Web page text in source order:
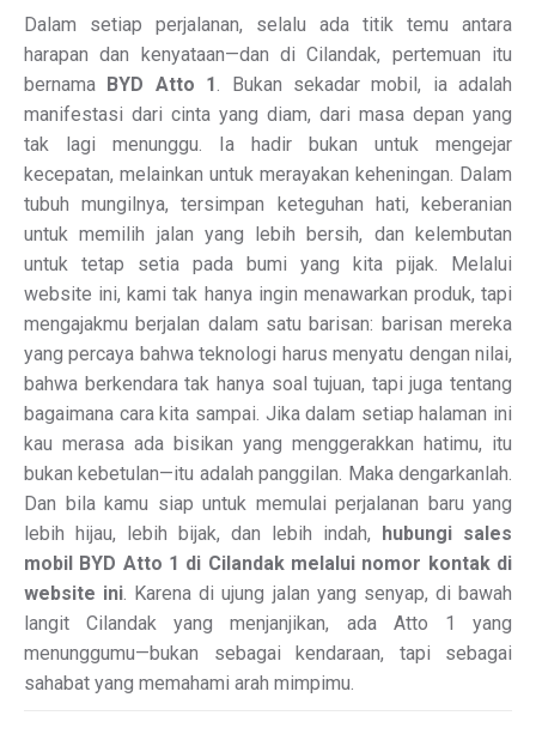
Dalam setiap perjalanan, selalu ada titik temu antara
harapan dan kenyataan—dan di Cilandak, pertemuan itu
bernama BYD Atto 1
. Bukan sekadar mobil, ia adalah
manifestasi dari cinta yang diam, dari masa depan yang
tak lagi menunggu. Ia hadir bukan untuk mengejar
kecepatan, melainkan untuk merayakan keheningan. Dalam
tubuh mungilnya, tersimpan keteguhan hati, keberanian
untuk memilih jalan yang lebih bersih, dan kelembutan
untuk tetap setia pada bumi yang kita pijak. Melalui
website ini, kami tak hanya ingin menawarkan produk, tapi
mengajakmu berjalan dalam satu barisan: barisan mereka
yang percaya bahwa teknologi harus menyatu dengan nilai,
bahwa berkendara tak hanya soal tujuan, tapi juga tentang
bagaimana cara kita sampai. Jika dalam setiap halaman ini
kau merasa ada bisikan yang menggerakkan hatimu, itu
bukan kebetulan—itu adalah panggilan. Maka dengarkanlah.
Dan bila kamu siap untuk memulai perjalanan baru yang
lebih hijau, lebih bijak, dan lebih indah, hubungi sales
mobil BYD Atto 1 di Cilandak melalui nomor kontak di
website ini . Karena di ujung jalan yang senyap, di bawah
langit Cilandak yang menjanjikan, ada Atto 1 yang
menunggumu—bukan sebagai kendaraan, tapi sebagai
sahabat yang memahami arah mimpimu.